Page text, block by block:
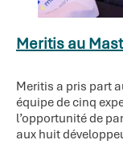
Meritis au
Meritis a pris part
équipe de cinq
l’opportunité de
aux huit